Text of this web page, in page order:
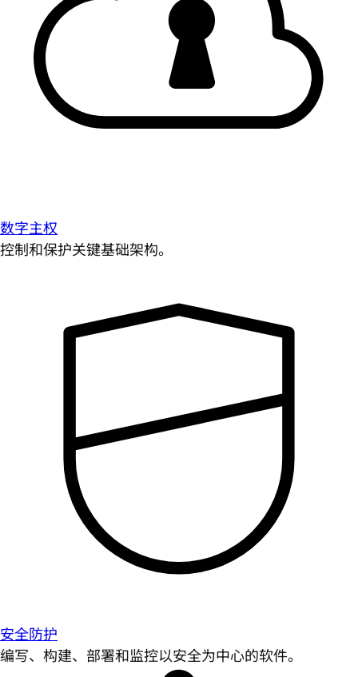
数字主权
控制和保护关键基础架构。
安全防护
编写、构建、部署和监控以安全为中心的软件。